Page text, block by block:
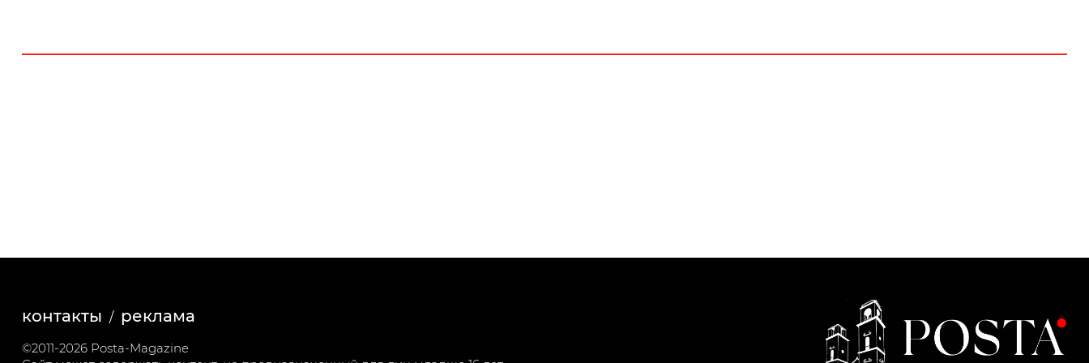
контакты реклама
©2011-2026 Posta-Magazine